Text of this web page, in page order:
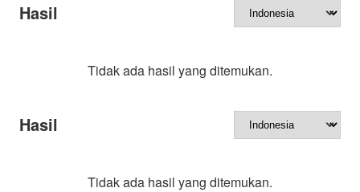
Hasil
Tidak ada hasil yang ditemukan.
Hasil
Tidak ada hasil yang ditemukan.